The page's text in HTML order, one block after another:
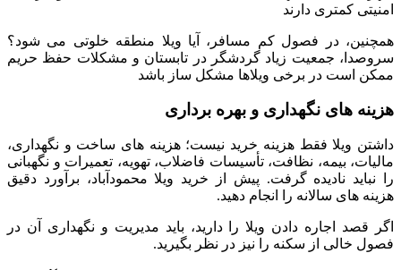
امنیتی کمتری دارند
همچنین، در فصول کم مسافر، آیا ویلا منطقه خلوتی می شود؟
سروصدا، جمعیت زیاد گردشگر در تابستان و مشکلات حفظ حریم
ممکن است در برخی ویلاها مشکل ساز باشد
هزینه های نگهداری و بهره برداری
داشتن ویلا فقط هزینه خرید نیست؛ هزینه های ساخت و نگهداری،
مالیات، بیمه، نظافت، تأسیسات فاضلاب، تهویه، تعمیرات و نگهبانی
را نباید نادیده گرفت. پیش از خرید ویلا محمودآباد، برآورد دقیق
هزینه های سالانه را انجام دهید.
اگر قصد اجاره دادن ویلا را دارید، باید مدیریت و نگهداری آن در
فصول خالی از سکنه را نیز در نظر بگیرید.